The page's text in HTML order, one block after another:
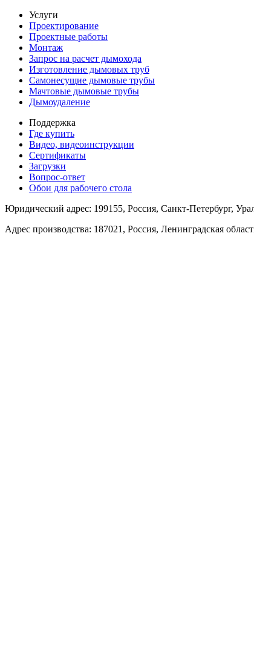
Услуги
Проектирование
Проектные работы
Монтаж
Запрос на расчет дымохода
Изготовление дымовых труб
Самонесущие дымовые трубы
Мачтовые дымовые трубы
Дымоудаление
Поддержка
Где купить
Видео, видеоинструкции
Сертификаты
Загрузки
Вопрос-ответ
Обои для рабочего стола
Юридический адрес: 199155, Россия, Санкт-Петербург,
Адрес производства: 187021, Россия, Ленинградская